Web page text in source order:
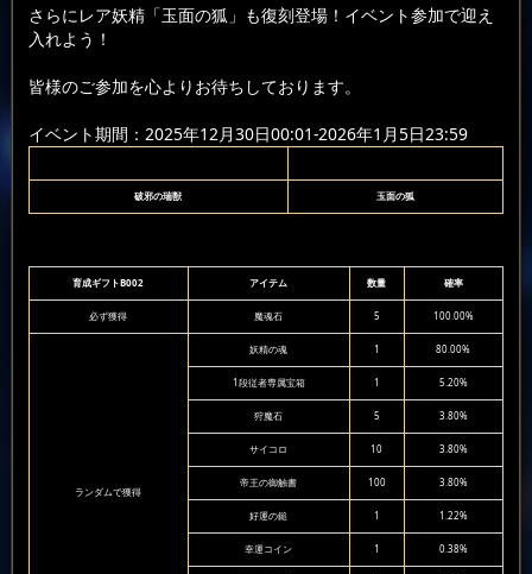
さらにレア妖精「玉面の狐」も復刻登場！イベント参加で迎え
入れよう！
皆様のご参加を心よりお待ちしております。
イベント期間：2025年12月30日00:01-2026年1月5日23:59
破邪の瑞獣 玉面の狐
育成ギフトB002 アイテム 数量 確率
必ず獲得 魔魂石 5 100.00%
ランダムで獲得
妖精の魂 1 80.00%
1段従者専属宝箱 1 5.20%
狩魔石 5 3.80%
サイコロ 10 3.80%
帝王の御触書 100 3.80%
好運の鎚 1 1.22%
幸運コイン 1 0.38%